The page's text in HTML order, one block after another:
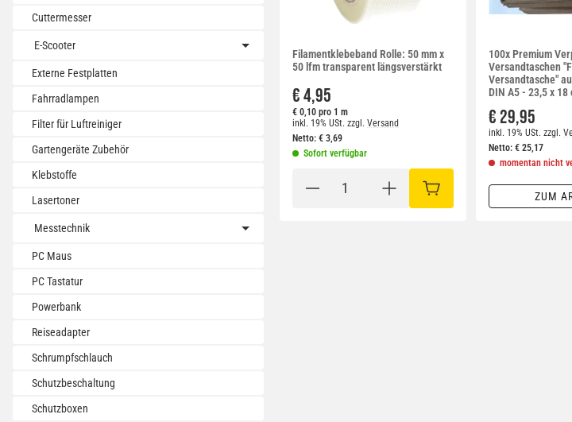
Filamentklebeband Rolle: 50 mm x
50 lfm transparent längsverstärkt
€ 4,95
€ 0,10 pro 1 m
inkl. 19% USt. zzgl. Versand
Netto: € 3,69
Sofort verfügbar
IN DEN WARENKORB
100x Premium
Versandtaschen
Versandtasche"
DIN A5 - 23,5 x 18
€ 29,95
inkl. 19% USt. zzgl.
Netto: € 25,17
momentan nicht
ZUM
Cuttermesser
E-Scooter
Externe Festplatten
Fahrradlampen
Filter für Luftreiniger
Gartengeräte Zubehör
Klebstoffe
Lasertoner
Messtechnik
PC Maus
PC Tastatur
Powerbank
Reiseadapter
Schrumpfschlauch
Schutzbeschaltung
Schutzboxen